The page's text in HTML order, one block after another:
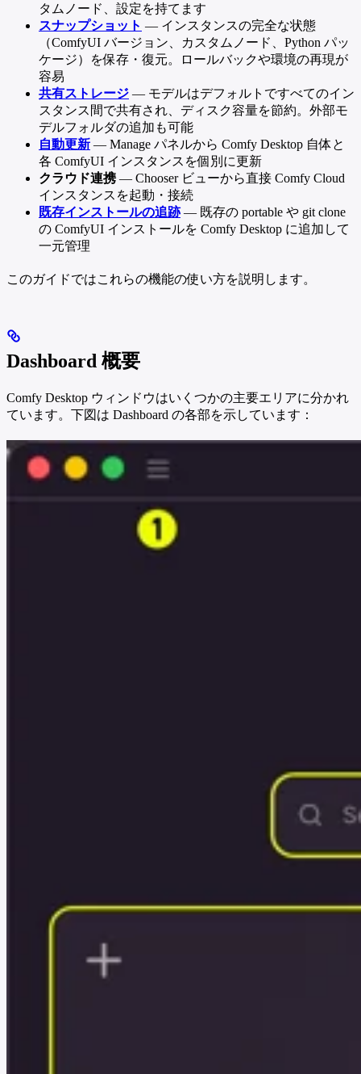
タムノード、設定を持てます
スナップショット — インスタンスの完全な状態
（ComfyUI バージョン、カスタムノード、Python パッ
ケージ）を保存・復元。ロールバックや環境の再現が
容易
共有ストレージ — モデルはデフォルトですべてのイン
スタンス間で共有され、ディスク容量を節約。外部モ
デルフォルダの追加も可能
自動更新 — Manage パネルから Comfy Desktop 自体と
各 ComfyUI インスタンスを個別に更新
クラウド連携— Chooser ビューから直接 Comfy Cloud
インスタンスを起動・接続
既存インストールの追跡— 既存の portable や git clone
の ComfyUI インストールを Comfy Desktop に追加して
一元管理
このガイドではこれらの機能の使い方を説明します。
Dashboard 概要
Comfy Desktop ウィンドウはいくつかの主要エリアに分かれ
ています。下図は Dashboard の各部を示しています：